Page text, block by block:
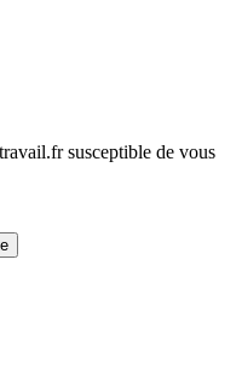
susceptible de vous